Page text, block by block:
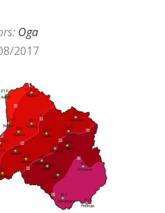
Oga
2017